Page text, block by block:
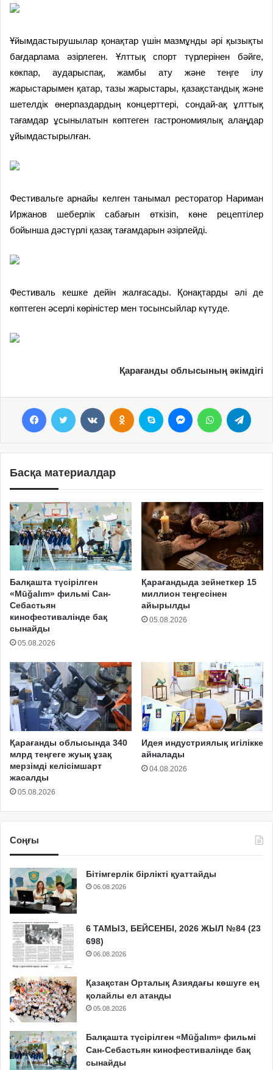
Ұйымдастырушылар қонақтар үшін мазмұнды әрі қызықты
бағдарлама әзірлеген. Ұлттық спорт түрлерінен бәйге,
көкпар, аударыспақ, жамбы ату және теңге ілу
жарыстарымен қатар, тазы жарыстары, қазақстандық және
шетелдік өнерпаздардың концерттері, сондай-ақ ұлттық
тағамдар ұсынылатын көптеген гастрономиялық алаңдар
ұйымдастырылған.
Фестивальге арнайы келген танымал ресторатор Нариман
Иржанов шеберлік сабағын өткізіп, көне рецептілер
бойынша дәстүрлі қазақ тағамдарын әзірлейді.
Фестиваль кешке дейін жалғасады. Қонақтарды әлі де
көптеген әсерлі көріністер мен тосынсыйлар күтуде.
Қарағанды облысының әкімдігі
Басқа материалдар
Балқашта түсірілген
«Mūğalım» фильмі Сан-
Себастьян
кинофестивалінде бақ
сынайды
05.08.2026
Қарағандыда зейнеткер 15
миллион теңгесінен
айырылды
05.08.2026
Қарағанды облысында 340
млрд теңгеге жуық ұзақ
мерзімді келісімшарт
жасалды
05.08.2026
Идея индустриялық игілікке
айналады
04.08.2026
Соңғы
Бітімгерлік бірлікті қуаттайды
06.08.2026
6 ТАМЫЗ, БЕЙСЕНБІ, 2026 ЖЫЛ №84 (23
698)
06.08.2026
Қазақстан Орталық Азиядағы көшуге ең
қолайлы ел атанды
05.08.2026
Балқашта түсірілген «Mūğalım» фильмі
Сан-Себастьян кинофестивалінде бақ
сынайды